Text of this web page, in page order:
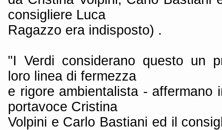
consigliere Luca
Ragazzo era indisposto) .
"I Verdi considerano questo un
loro linea di fermezza
e rigore ambientalista - affermano
portavoce Cristina
Volpini e Carlo Bastiani ed il